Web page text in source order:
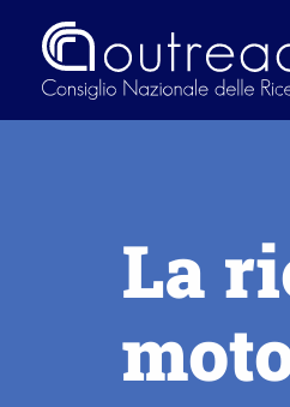
contenuto
La